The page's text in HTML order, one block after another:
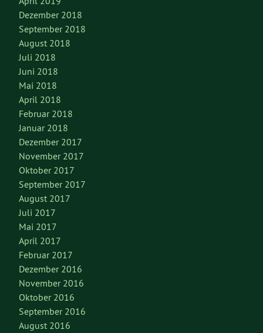
Dezember 2018
September 2018
August 2018
Juli 2018
Juni 2018
Mai 2018
April 2018
Februar 2018
Januar 2018
Dezember 2017
November 2017
Oktober 2017
September 2017
August 2017
Juli 2017
Mai 2017
April 2017
Februar 2017
Dezember 2016
November 2016
Oktober 2016
September 2016
August 2016